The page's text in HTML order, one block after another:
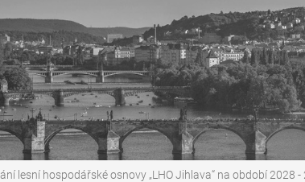
lesní hospodářské osnovy „LHO Jihlava“ na období 2028 -